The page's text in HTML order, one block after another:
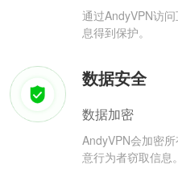
通过AndyVPN访
息得到保护。
数据安全
数据加密
AndyVPN会加密
意行为者窃取信息。